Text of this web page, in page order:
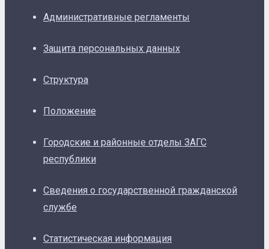
Административные регламенты
Защита персональных данных
Структура
Положение
Городские и районные отделы ЗАГС
республики
Сведения о государственной гражданской
службе
Статистическая информация